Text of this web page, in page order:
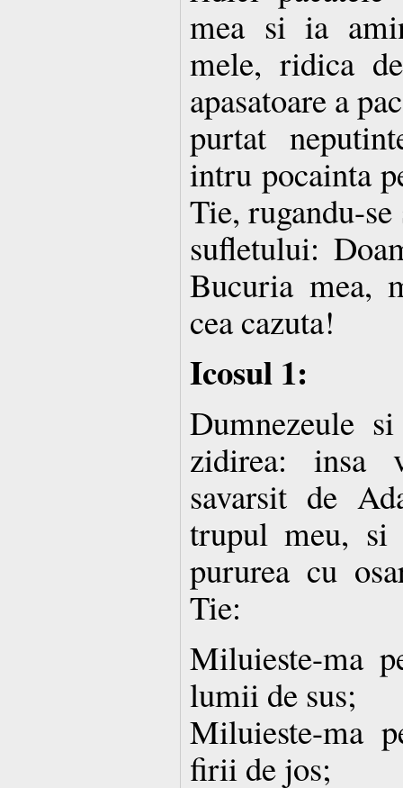
mea si ia
mele, ridica
apasatoare a
purtat
intru pocainta
Tie, rugandu-
sufletului:
Bucuria mea,
cea cazuta!
Icosul 1:
Dumnezeule
zidirea: insa
savarsit de
trupul meu,
pururea cu
Tie:
Miluieste-ma
lumii de sus;
Miluieste-ma
firii de jos;